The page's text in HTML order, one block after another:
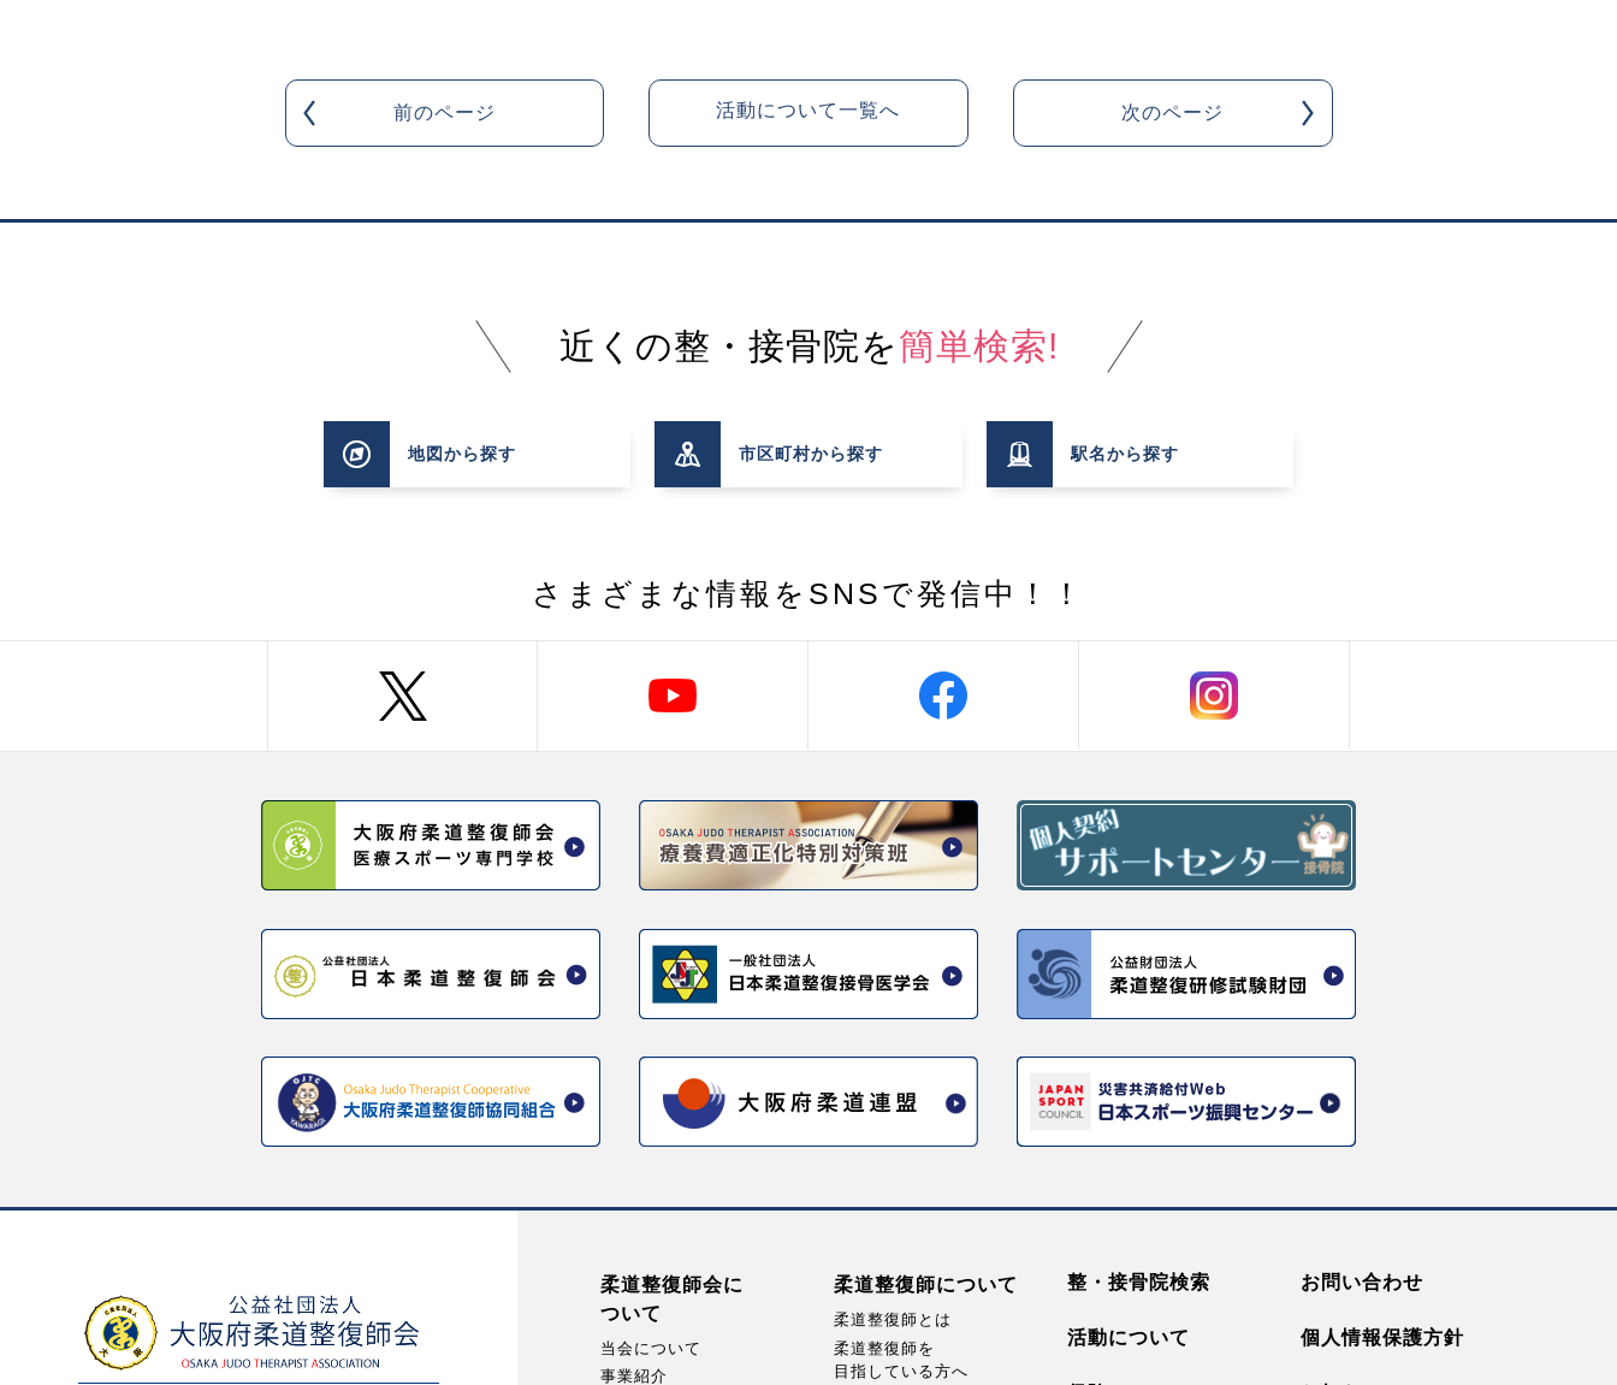
前のページ 活動について一覧へ 次のページ
近くの整・接骨院を簡単検索!
地図から探す 市区町村から探す 駅名から探す
さまざまな情報を SNSで発信中！！
柔道整復師会に
ついて
当会について
事業紹介
柔道整復師について
柔道整復師とは
柔道整復師を
目指している方へ
整・接骨院検索
活動について
お問い合わせ
個人情報保護方針